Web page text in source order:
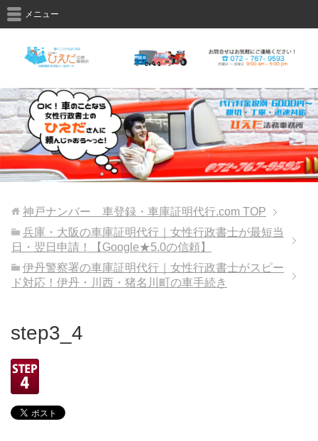
メニュー
神戸ナンバー 車登録・車庫証明代行.com TOP
兵庫・大阪の車庫証明代行｜女性行政書士が最短当
日・翌日申請！【Google★5.0の信頼】
伊丹警察署の車庫証明代行｜女性行政書士がスピー
ド対応！伊丹・川西・猪名川町の車手続き
step3_4